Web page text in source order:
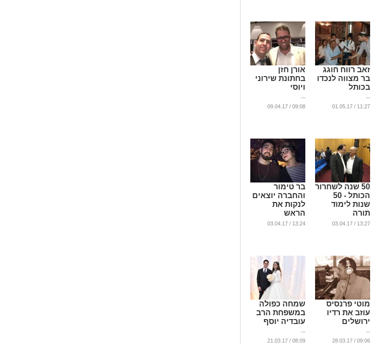
זאב רווח חוגג
בר מצווה לנכדו
בכותל
...
11:27 / 01.05.17
אורן חזן
בחתונת שירוני
ויוסי
...
09:08 / 09.04.17
50 שנה לשחרור
הכותל - 50
שנות לימוד
תורה
...
13:27 / 03.04.17
בר טימור
והחברה יוצאים
לנקות את
הראש
...
13:24 / 03.04.17
מוטי פרנסיס
עוזב את רדיו
ירושלים
...
09:06 / 28.03.17
שמחה כפולה
במשפחת הרב
עובדיה יוסף
...
08:09 / 21.03.17